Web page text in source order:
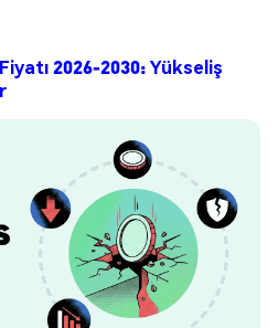
2026-2030: Yükseliş